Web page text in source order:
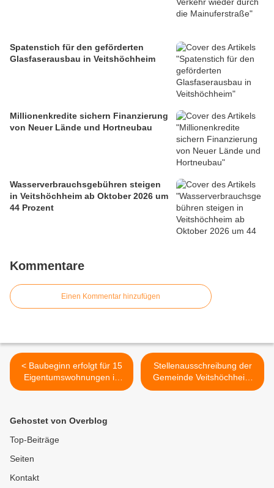
Spatenstich für den geförderten
Glasfaserausbau in Veitshöchheim
Millionenkredite sichern Finanzierung
von Neuer Lände und Hortneubau
Wasserverbrauchsgebühren steigen
in Veitshöchheim ab Oktober 2026 um
44 Prozent
Kommentare
Einen Kommentar hinzufügen
< Baubeginn erfolgt für 15
Eigentumswohnungen in
Veitshöchheim -
& Co.KG
Stellenausschreibung der
Gemeinde Veitshöchheim
für die Geschäftsleitung >
Gehostet von Overblog
Top-Beiträge
Seiten
Kontakt